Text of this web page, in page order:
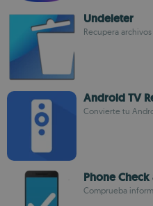
Undeleter
Recupera
Android TV
Convierte tu
Phone Check
Comprueba